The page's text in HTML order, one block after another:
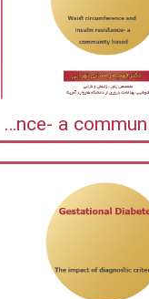
Waist circumference and insulin resistance- a community based